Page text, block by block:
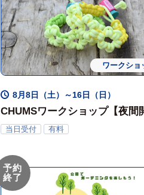
ワークショ
8月8日（土）～16日（日）
CHUMSワークショップ【夜間
当日受付 有料
予約
終了